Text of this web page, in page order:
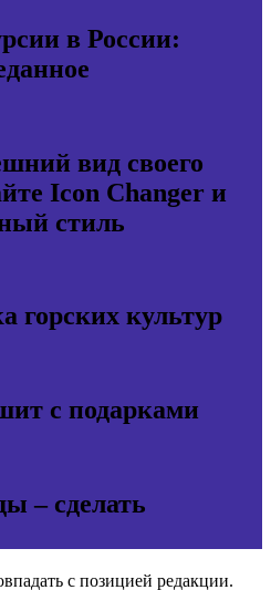
в России:
вид своего
Icon Changer и
стиль
горских культур
с подарками
– сделать
с позицией редакции.